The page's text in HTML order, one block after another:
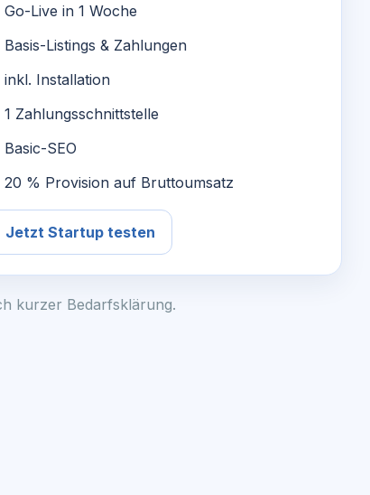
Go-Live in 1 Woche
Basis-Listings & Zahlungen
inkl. Installation
1 Zahlungsschnittstelle
Basic-SEO
20 % Provision auf Bruttoumsatz
Jetzt Startup testen
kurzer Bedarfsklärung.